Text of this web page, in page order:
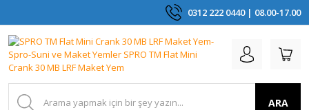
0312 222 0440 | 08.00-17.00
ARA